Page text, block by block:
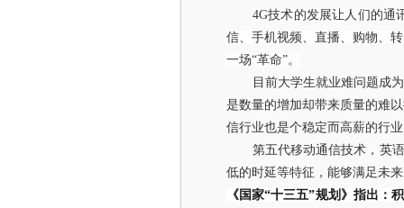
4G技术的发展让人们的通
信、手机视频、直播、购物、
一场“革命”。
目前大学生就业难问题成
是数量的增加却带来质量的难
信行业也是个稳定而高薪的行
第五代移动通信技术，英
低的时延等特征，能够满足未
《国家“十三五”规划》指出：